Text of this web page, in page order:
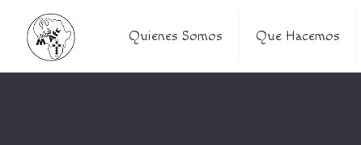
Quienes Somos Que Hacemos